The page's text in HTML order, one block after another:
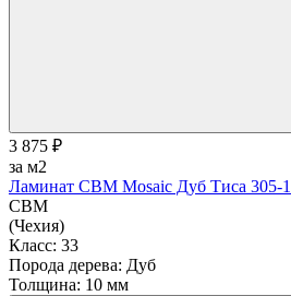
3 875 ₽
за м2
Ламинат CBM Mosaic Дуб Тиса 305-1
CBM
(Чехия)
Класс: 33
Порода дерева: Дуб
Толщина: 10 мм